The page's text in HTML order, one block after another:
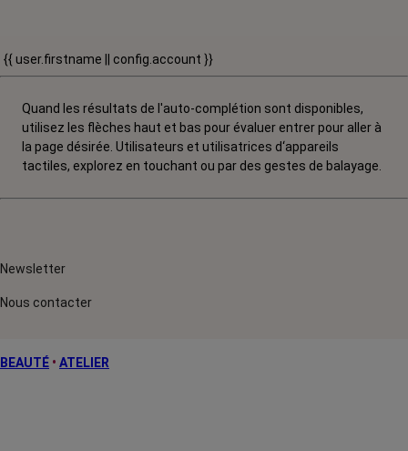
{{ user.firstname || config.account }}
Quand les résultats de l'auto-complétion sont disponibles,
utilisez les flèches haut et bas pour évaluer entrer pour aller à
la page désirée. Utilisateurs et utilisatrices d‘appareils
tactiles, explorez en touchant ou par des gestes de balayage.
Newsletter
Nous contacter
BEAUTÉ • ATELIER